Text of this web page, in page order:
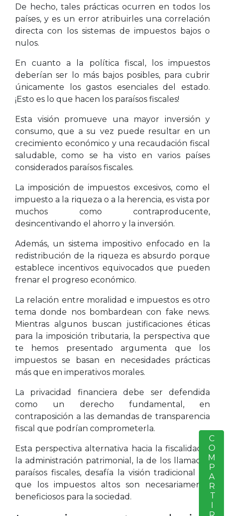
De hecho, tales prácticas ocurren en todos los
países, y es un error atribuirles una correlación
directa con los sistemas de impuestos bajos o
nulos.
En cuanto a la política fiscal, los impuestos
deberían ser lo más bajos posibles, para cubrir
únicamente los gastos esenciales del estado.
¡Esto es lo que hacen los paraísos fiscales!
Esta visión promueve una mayor inversión y
consumo, que a su vez puede resultar en un
crecimiento económico y una recaudación fiscal
saludable, como se ha visto en varios países
considerados paraísos fiscales.
La imposición de impuestos excesivos, como el
impuesto a la riqueza o a la herencia, es vista por
muchos como contraproducente,
desincentivando el ahorro y la inversión.
Además, un sistema impositivo enfocado en la
redistribución de la riqueza es absurdo porque
establece incentivos equivocados que pueden
frenar el progreso económico.
La relación entre moralidad e impuestos es otro
tema donde nos bombardean con fake news.
Mientras algunos buscan justificaciones éticas
para la imposición tributaria, la perspectiva que
te hemos presentado argumenta que los
impuestos se basan en necesidades prácticas
más que en imperativos morales.
La privacidad financiera debe ser defendida
como un derecho fundamental, en
contraposición a las demandas de transparencia
fiscal que podrían comprometerla.
Esta perspectiva alternativa hacia la fiscalidad y
la administración patrimonial, la de los llamados
paraísos fiscales, desafía la visión tradicional de
que los impuestos altos son necesariamente
beneficiosos para la sociedad.
COMPARTIR